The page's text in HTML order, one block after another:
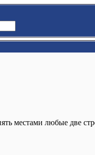
местами любые две